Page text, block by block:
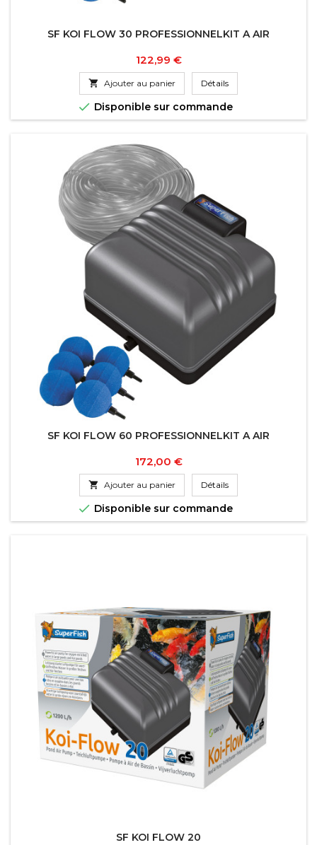
SF KOI FLOW 30 PROFESSIONNELKIT A AIR
Prix
122,99 €
 Ajouter au panier Détails
 Disponible sur commande
SF KOI FLOW 60 PROFESSIONNELKIT A AIR
Prix
172,00 €
 Ajouter au panier Détails
 Disponible sur commande
SF KOI FLOW 20